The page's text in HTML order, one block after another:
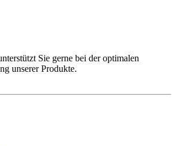
Sie gerne bei der optimalen
unserer Produkte.